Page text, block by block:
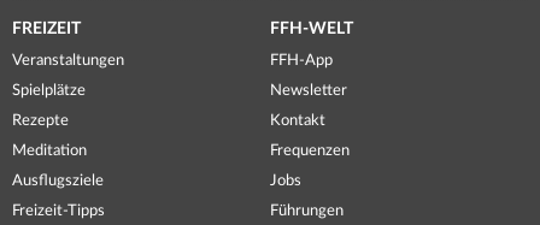
FREIZEIT
Veranstaltungen
Spielplätze
Rezepte
Meditation
Ausflugsziele
Freizeit-Tipps
FFH-WELT
FFH-App
Newsletter
Kontakt
Frequenzen
Jobs
Führungen